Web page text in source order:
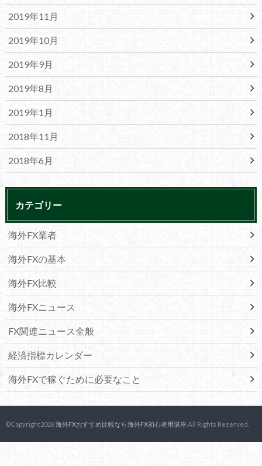
2019年11月
2019年10月
2019年9月
2019年8月
2019年1月
2018年11月
2018年6月
カテゴリー
海外FX業者
海外FXの基本
海外FX比較
海外FXニュース
FX関連ニュース全般
経済指標カレンダー
海外FXで稼ぐために必要なこと
©Copyright2026海外FXおすすめ比較なら海外FX初心者用講座 .All Rights Reserved.